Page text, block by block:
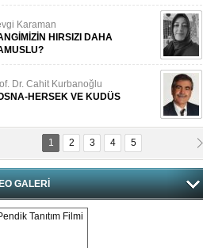
Karaman
HIRSIZI DAHA
Dr. Cahit Kurbanoğlu
HERSEK VE KUDÜS
Saçak Akbulut
Daştan
Olmak
1 2 3 4 5
GALERİ